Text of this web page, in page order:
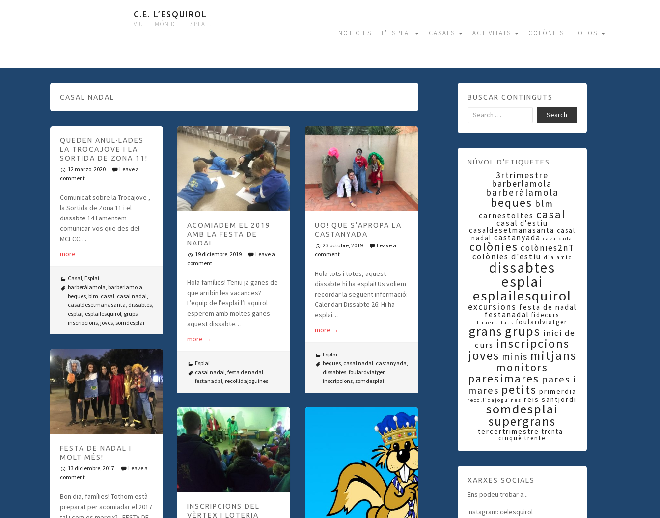
C.E. L’ESQUIROL
VIU EL MÓN DE L'ESPLAI !
NOTICIES
L’ESPLAI CASALS ACTIVITATS COLÒNIES FOTOS
CASAL NADAL
QUEDEN ANUL·LADES
LA TROCAJOVE I LA
SORTIDA DE ZONA 11!
12 marzo, 2020
Leave a
comment
Comunicat sobre la Trocajove ,
la Sortida de Zona 11 i el
dissabte 14 Lamentem
comunicar-vos que des del
MCECC…
more →
Casal, Esplai
barberàlamola, barberlamola,
beques, blm, casal, casal nadal,
casaldesetmanasanta, dissabtes,
esplai, esplailesquirol, grups,
inscripcions, joves, somdesplai
ACOMIADEM EL 2019
AMB LA FESTA DE
NADAL
19 diciembre, 2019
Leave a
comment
Hola famílies! Teniu ja ganes de
que arribin les vacances?
L’equip de l’esplai l’Esquirol
esperem amb moltes ganes
aquest dissabte…
more →
Esplai
casal nadal festa de nadal
festanadal recollidajoguines
UO! QUE S’APROPA LA
CASTANYADA
23 octubre, 2019
Leave a
comment
Hola tots i totes, aquest
dissabte hi ha esplai! Us voliem
recordar la següent informació:
Calendari Dissabte 26: Hi ha
esplai…
more →
Esplai
beques casal nadal castanyada
dissabtes foulardviatger,
inscripcions somdesplai
FESTA DE NADAL I
MOLT MÉS!
13 diciembre, 2017
Leave a
comment
Bon dia, famílies! Tothom està
preparat per acomiadar el 2017
INSCRIPCIONS DEL
VÈRTEX I LOTERIA
BUSCAR CONTINGUTS
Search
NÚVOL D’ETIQUETES
3rtrimestre
barberlamola
barberàlamola
beques blm
carnestoltes casal
casal d'estiu
casaldesetmanasanta casal
nadal castanyada cavalcada
colònies colònies2nT
colònies d'estiu dia amic
dissabtes
esplai
esplailesquirol
excursions festa de nadal
festanadal fidecurs
firaentitats foulardviatger
grans grups inici de
curs inscripcions
joves minis mitjans
monitors
paresimares pares i
mares petits primerdia
recollidajoguines reis santjordi
somdesplai
supergrans
tercertrimestre trenta-
cinquè trentè
XARXES SOCIALS
Ens podeu trobar a...
Instagram: celesquirol